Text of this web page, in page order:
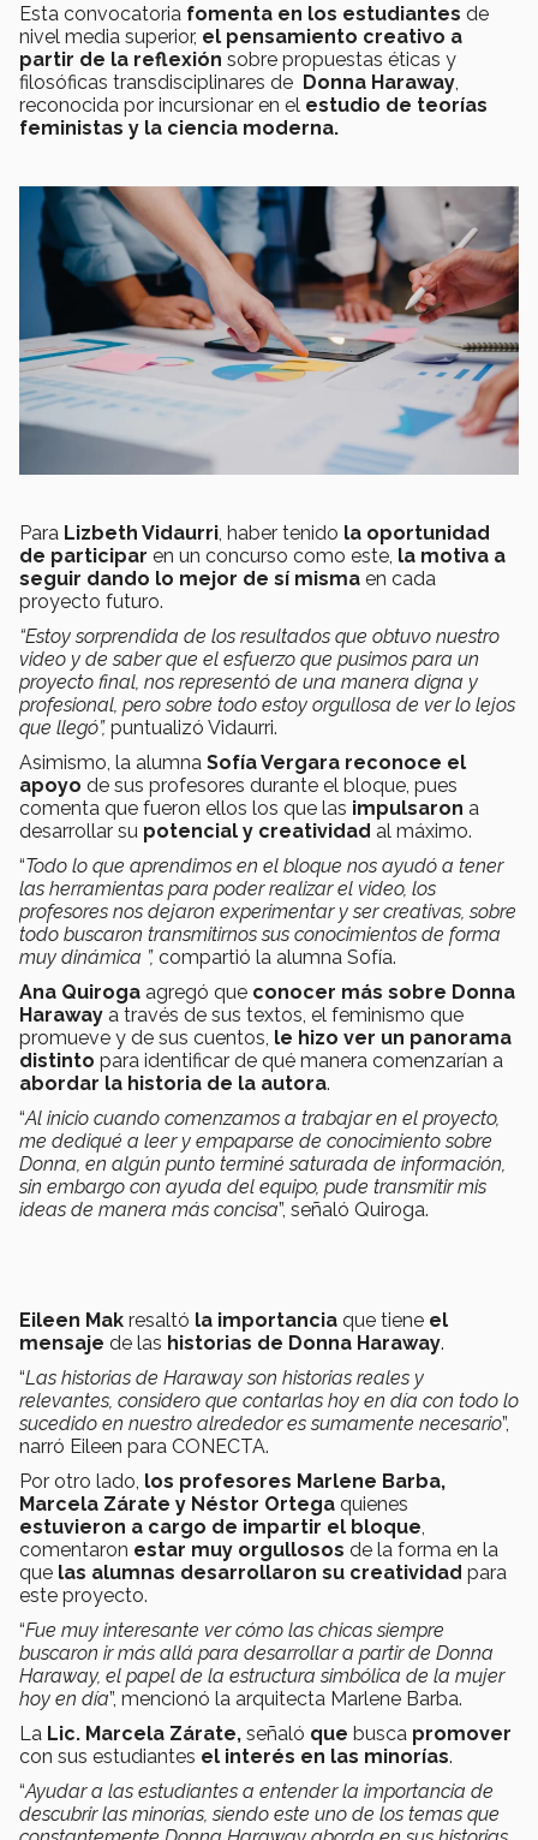
Esta convocatoria fomenta en los estudiantes de
nivel media superior, el pensamiento creativo a
partir de la reflexión sobre propuestas éticas y
filosóficas transdisciplinares de Donna Haraway
reconocida por incursionar en el estudio de teorías
feministas y la ciencia moderna.
Para Lizbeth Vidaurri , haber tenido la oportunidad
de participar en un concurso como este, la motiva a
seguir dando lo mejor de sí misma en cada
proyecto futuro.
“Estoy sorprendida de los resultados que obtuvo nuestro
video y de saber que el esfuerzo que pusimos para un
proyecto final, nos representó de una manera digna y
profesional, pero sobre todo estoy orgullosa de ver lo lejos
que llegó”, puntualizó Vidaurri.
Asimismo, la alumna Sofía Vergara reconoce el
apoyo de sus profesores durante el bloque, pues
comenta que fueron ellos los que las impulsaron a
desarrollar su potencial y creatividad al máximo.
“Todo lo que aprendimos en el bloque nos ayudó a tener
las herramientas para poder realizar el video, los
profesores nos dejaron experimentar y ser creativas, sobre
todo buscaron transmitirnos sus conocimientos de forma
muy dinámica ”, compartió la alumna Sofía.
Ana Quiroga agregó que conocer más sobre Donna
Haraway a través de sus textos, el feminismo que
promueve y de sus cuentos, le hizo ver un panorama
distinto para identificar de qué manera comenzarían a
abordar la historia de la autora.
“Al inicio cuando comenzamos a trabajar en el proyecto,
me dediqué a leer y empaparse de conocimiento sobre
Donna, en algún punto terminé saturada de información,
sin embargo con ayuda del equipo, pude transmitir mis
ideas de manera más concisa”, señaló Quiroga.
Eileen Mak resaltó la importancia que tiene el
mensaje de las historias de Donna Haraway.
“Las historias de Haraway son historias reales y
relevantes, considero que contarlas hoy en día con todo lo
sucedido en nuestro alrededor es sumamente necesario”,
narró Eileen para CONECTA.
Por otro lado, los profesores Marlene Barba,
Marcela Zárate y Néstor Ortega quienes
estuvieron a cargo de impartir el bloque
comentaron estar muy orgullosos de la forma en la
que las alumnas desarrollaron su creatividad para
este proyecto.
“Fue muy interesante ver cómo las chicas siempre
buscaron ir más allá para desarrollar a partir de Donna
Haraway, el papel de la estructura simbólica de la mujer
hoy en día”, mencionó la arquitecta Marlene Barba.
La Lic. Marcela Zárate, señaló que busca promover
con sus estudiantes el interés en las minorías.
“Ayudar a las estudiantes a entender la importancia de
descubrir las minorías, siendo este uno de los temas que